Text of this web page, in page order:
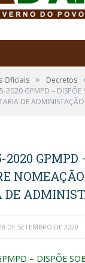
Oficiais » Decretos
2020 GPMPD – DISPÕE
DE ADMINISTAÇÃO
2020 GPMPD
DE
DE SETEMBRO DE 2020
– DISPÕE